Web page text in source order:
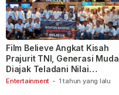
Entertainment - 1 tahun yang lalu
Film Believe Angkat Kisah
Prajurit TNI, Generasi Muda
Diajak Teladani Nilai
Keberanian